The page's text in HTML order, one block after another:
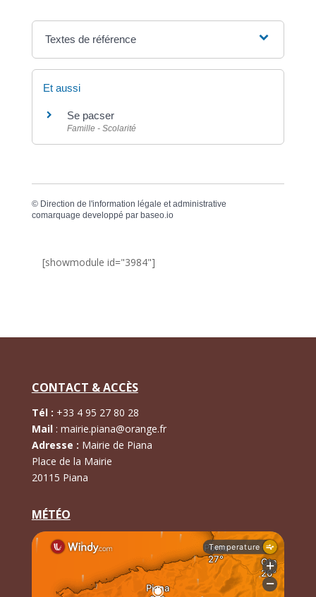
Textes de référence
Et aussi
Se pacser
Famille - Scolarité
© Direction de l'information légale et administrative
comarquage developpé par baseo.io
[showmodule id="3984"]
CONTACT & ACCÈS
Tél : +33 4 95 27 80 28
Mail: mairie.piana@orange.fr
Adresse : Mairie de Piana
Place de la Mairie
20115 Piana
MÉTÉO